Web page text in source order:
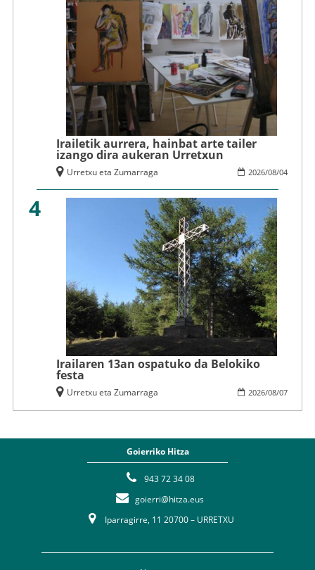
Irailetik aurrera, hainbat arte tailer
izango dira aukeran Urretxun
2026/08/04
Urretxu eta Zumarraga
4
Irailaren 13an ospatuko da Belokiko
festa
2026/08/07
Urretxu eta Zumarraga
Goierriko Hitza
943 72 34 08
goierri@hitza.eus
Iparragirre, 11 20700 – URRETXU